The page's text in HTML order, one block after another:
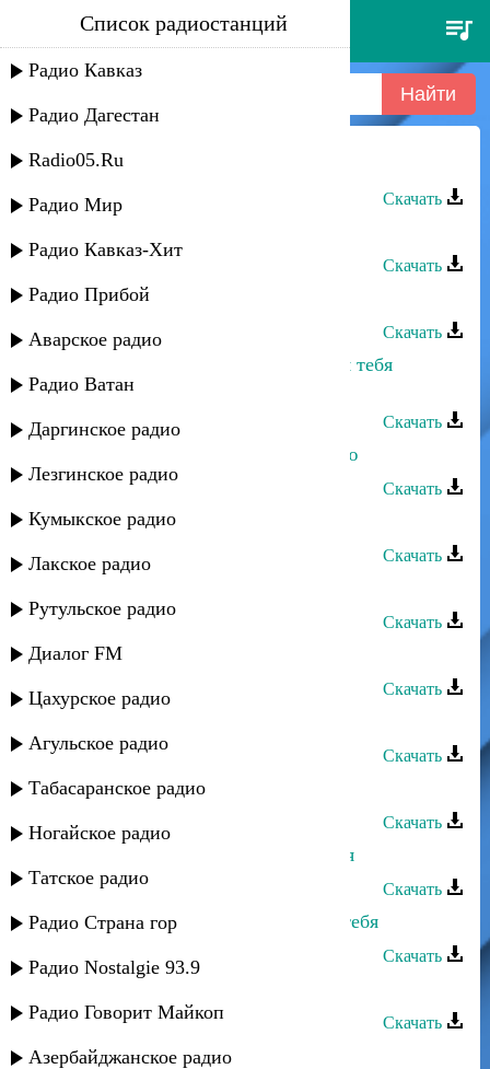
кахун токбаев - я не держу тебя
Список радиостанций
Радио Кавказ
Радио Дагестан
Radio05.Ru
Радио Мир
Радио Кавказ-Хит
Радио Прибой
Аварское радио
Радио Ватан
Даргинское радио
Лезгинское радио
Кумыкское радио
Лакское радио
Рутульское радио
Диалог FM
Цахурское радио
Агульское радио
Табасаранское радио
Ногайское радио
Татское радио
Радио Страна гор
Радио Nostalgie 93.9
Радио Говорит Майкоп
Азербайджанское радио
Кахун Токбаев - Душа черкеса
Скачать
Скачать
Анора - Для тебя
Скачать
Мисрина Магомедова - Смогу ли я тебя
забыть
Скачать
Лариса Гаджиева - Не для тебя пою
Скачать
Тамерлан Хункенханов - Без тебя
Скачать
Скачать
Archi-M - Для тебя, моя любимая
Скачать
Скачать
Ариф Мамедалиев - Для тебя
Скачать
Рустам Мулдаров - Не хватает тебя
Скачать
Багавудин Ибрагимов - Живу для тебя
Скачать
Скачать
Зумруд Мусиева - Без тебя